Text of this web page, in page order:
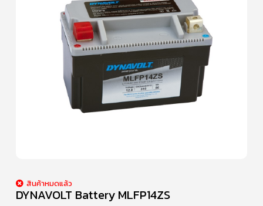
สินค้าหมดแล้ว
DYNAVOLT Battery MLFP14ZS